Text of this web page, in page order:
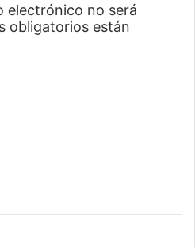
electrónico no será
obligatorios están